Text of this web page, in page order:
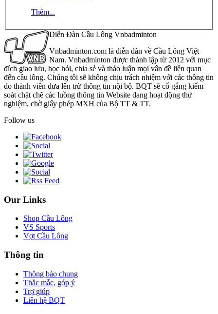
Thêm...
Diễn Đàn Cầu Lông Vnbadminton
Vnbadminton.com là diễn đàn về Cầu Lông Việt
Nam. Vnbadminton được thành lập từ 2012 với mục
đích giao lưu, học hỏi, chia sẻ và thảo luận mọi vấn đề liên quan
đến cầu lông. Chúng tôi sẽ không chịu trách nhiệm với các thông tin
do thành viên đưa lên trừ thông tin nội bộ. BQT sẽ cố gắng kiểm
soát chặt chẽ các luồng thông tin Website đang hoạt động thử
nghiệm, chờ giấy phép MXH của Bộ TT & TT.
Follow us
Our Links
Shop Cầu Lông
VS Sports
Vợt Cầu Lông
Thông tin
Thông báo chung
Thắc mắc, góp ý
Trợ giúp
Liên hệ BQT